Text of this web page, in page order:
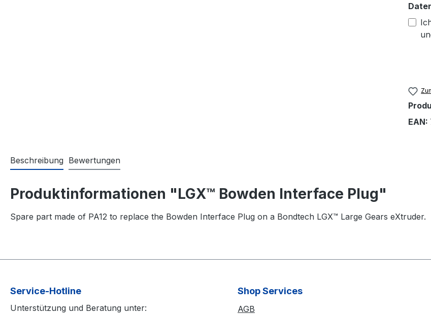
EAN:
Beschreibung Bewertungen
Produktinformationen "LGX™ Bowden Interface Plug"
Spare part made of PA12 to replace the Bowden Interface Plug on a Bondtech LGX™ Large Gears eXtruder.
Service-Hotline
Unterstützung und Beratung unter:
Shop Services
AGB